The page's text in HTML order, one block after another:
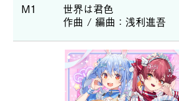
M1
世界は君色
作曲 / 編曲
浅利進吾